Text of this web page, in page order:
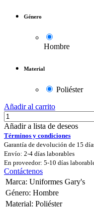
Género
Hombre
Material
Poliéster
Añadir al carrito
Añadir a lista de deseos
Términos y condiciones
Garantía de devolución de 15
Envío: 2-4 días laborables
En proveedor: 5-10 días
Contáctenos
Marca: Uniformes Gary's
Género: Hombre
Material: Poliéster